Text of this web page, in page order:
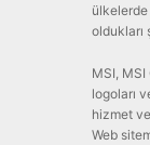
ülkelerde
oldukları
MSI,
logoları
hizmet
Web